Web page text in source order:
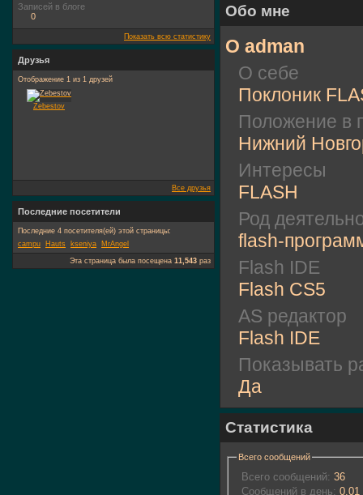
Обо мне
О adman
О себе
Поклоник
Положение в
Нижний
Интересы
FLASH
Род
flash-
Flash IDE
Flash CS5
AS редактор
Flash IDE
Показывать
Да
Статистика
Всего сообщений
Всего сообщений: 36
Сообщений в день: 0.01
Записей в блоге
0
Показать всю статистику
Друзья
Отображение 1 из 1 друзей
Zebestov
Все друзья
Последние посетители
Последние 4 посетителя(ей) этой страницы:
campu
Hauts kseniya MrAngel
Эта страница была посещена 11,543 раз